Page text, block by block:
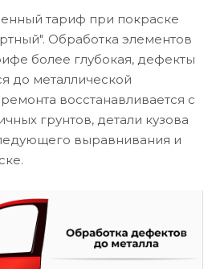
тариф при покраске
Обработка элементов
более глубокая, дефекты
до металлической
восстанавливается с
грунтов, детали кузова
выравнивания и